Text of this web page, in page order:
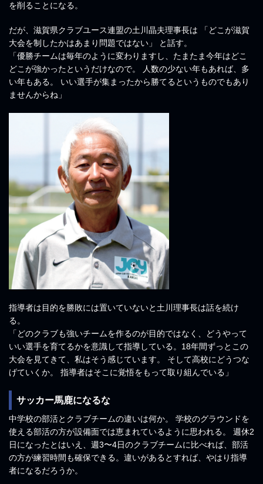
を削ることになる。
だが、滋賀県クラブユース連盟の土川晶夫理事長は 「どこが滋賀
大会を制したかはあまり問題ではない」 と話す。
「優勝チームは毎年のように変わりますし、たまたま今年はどこ
どこが強かったというだけなので。 人数の少ない年もあれば、多
い年もある。 いい選手が集まったから勝てるというものでもあり
ませんからね」
指導者は目的を勝敗には置いていないと土川理事長は話を続け
る。
「どのクラブも強いチームを作るのが目的ではなく、どうやって
いい選手を育てるかを意識して指導している。18年間ずっとこの
大会を見てきて、私はそう感じています。 そして高校にどうつな
げていくか。 指導者はそこに覚悟をもって取り組んでいる」
サッカー馬鹿になるな
中学校の部活とクラブチームの違いは何か。 学校のグラウンドを
使える部活の方が設備面では恵まれているように思われる。 週休2
日になったとはいえ、週3〜4日のクラブチームに比べれば、部活
の方が練習時間も確保できる。違いがあるとすれば、やはり指導
者になるだろうか。